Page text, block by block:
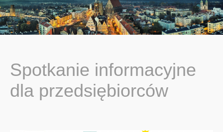
You are here:
Spotkanie informacyjne
dla przedsiębiorców